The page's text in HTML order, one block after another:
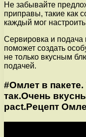
Не забывайте
приправы, такие как
каждый мог
Сервировка и подача
поможет создать
не только вкусным
подачей.
#Омлет в
так.Очень
pact.Рецепт